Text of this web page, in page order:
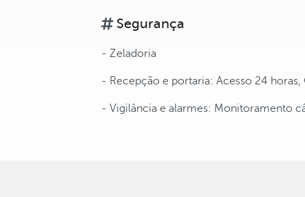
Segurança
- Zeladoria
- Recepção e portaria: Acesso 24
- Vigilância e alarmes: Monitoramento